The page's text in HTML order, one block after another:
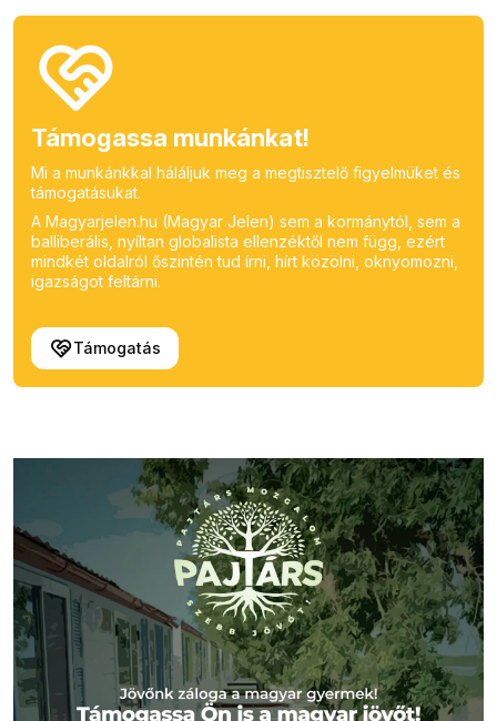
Támogassa munkánkat!
Mi a munkánkkal háláljuk meg a megtisztelő figyelmüket és
támogatásukat.
A Magyarjelen.hu (Magyar Jelen) sem a kormánytól, sem a
balliberális, nyíltan globalista ellenzéktől nem függ, ezért
mindkét oldalról őszintén tud írni, hírt közölni, oknyomozni,
igazságot feltárni.
Támogatás